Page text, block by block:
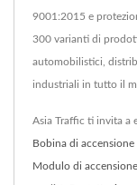
9001:2015 e
300 varianti di
automobilistici,
industriali in tutto il
Asia Traffic ti invita a
Bobina di
Modulo di accensione